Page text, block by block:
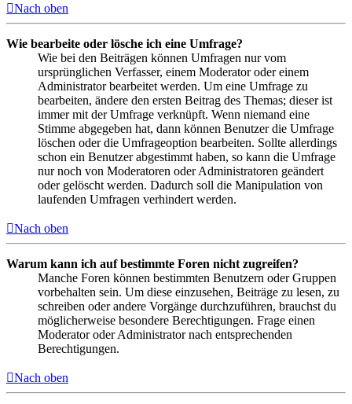
Nach oben
Wie bearbeite oder lösche ich eine Umfrage?
Wie bei den Beiträgen können Umfragen nur vom
ursprünglichen Verfasser, einem Moderator oder einem
Administrator bearbeitet werden. Um eine Umfrage zu
bearbeiten, ändere den ersten Beitrag des Themas; dieser ist
immer mit der Umfrage verknüpft. Wenn niemand eine
Stimme abgegeben hat, dann können Benutzer die Umfrage
löschen oder die Umfrageoption bearbeiten. Sollte allerdings
schon ein Benutzer abgestimmt haben, so kann die Umfrage
nur noch von Moderatoren oder Administratoren geändert
oder gelöscht werden. Dadurch soll die Manipulation von
laufenden Umfragen verhindert werden.
Nach oben
Warum kann ich auf bestimmte Foren nicht zugreifen?
Manche Foren können bestimmten Benutzern oder Gruppen
vorbehalten sein. Um diese einzusehen, Beiträge zu lesen, zu
schreiben oder andere Vorgänge durchzuführen, brauchst du
möglicherweise besondere Berechtigungen. Frage einen
Moderator oder Administrator nach entsprechenden
Berechtigungen.
Nach oben